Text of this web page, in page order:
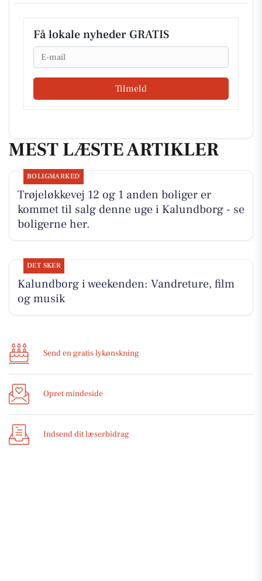
Få lokale nyheder GRATIS
Email
Tilmeld
MEST LÆSTE ARTIKLER
BOLIGMARKED
Trøjeløkkevej 12 og 1 anden boliger er
kommet til salg denne uge i Kalundborg - se
boligerne her.
DET SKER
Kalundborg i weekenden: Vandreture, film
og musik
Send en gratis lykønskning
Opret mindeside
Indsend dit læserbidrag